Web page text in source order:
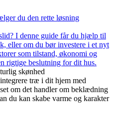
du den rette løsning
I denne guide får du hjælp til
eller om du bør investere i et nyt
som tilstand, økonomi og
rigtige beslutning for dit hus.
skønhed
træ i dit hjem med
om det handler om beklædning
du kan skabe varme og karakter